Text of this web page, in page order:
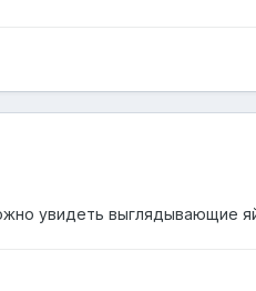
увидеть выглядывающие